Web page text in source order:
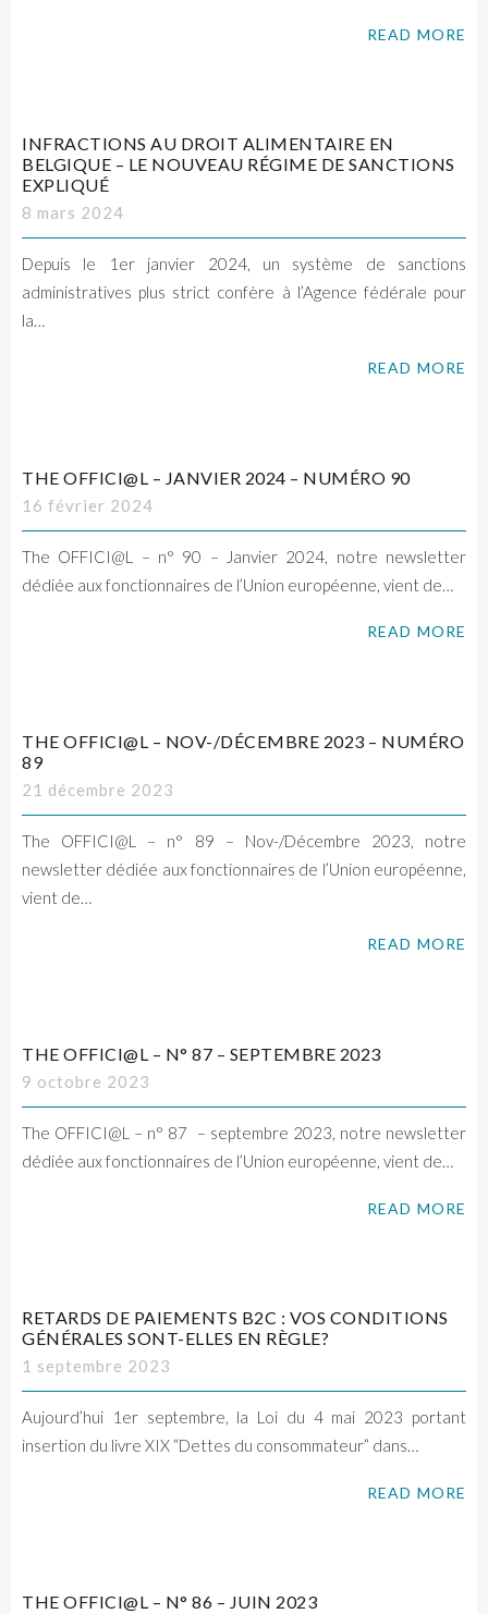
READ MORE
INFRACTIONS AU DROIT ALIMENTAIRE EN
BELGIQUE – LE NOUVEAU RÉGIME DE SANCTIONS
EXPLIQUÉ
8 mars 2024
Depuis le 1er janvier 2024, un système de sanctions
administratives plus strict confère à l’Agence fédérale pour
la…
READ MORE
THE OFFICI@L – JANVIER 2024 – NUMÉRO 90
16 février 2024
The OFFICI@L – n° 90 – Janvier 2024, notre newsletter
dédiée aux fonctionnaires de l’Union européenne, vient de…
READ MORE
THE OFFICI@L – NOV-/DÉCEMBRE 2023 – NUMÉRO
89
21 décembre 2023
The OFFICI@L – n° 89 – Nov-/Décembre 2023, notre
newsletter dédiée aux fonctionnaires de l’Union européenne,
vient de…
READ MORE
THE OFFICI@L – N° 87 – SEPTEMBRE 2023
9 octobre 2023
The OFFICI@L – n° 87 – septembre 2023, notre newsletter
dédiée aux fonctionnaires de l’Union européenne, vient de…
READ MORE
RETARDS DE PAIEMENTS B2C : VOS CONDITIONS
GÉNÉRALES SONT-ELLES EN RÈGLE?
1 septembre 2023
Aujourd’hui 1er septembre, la Loi du 4 mai 2023 portant
insertion du livre XIX “Dettes du consommateur” dans…
READ MORE
THE OFFICI@L – N° 86 – JUIN 2023